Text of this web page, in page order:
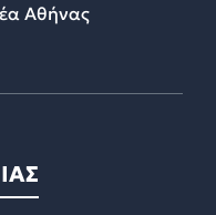
Αθήνας